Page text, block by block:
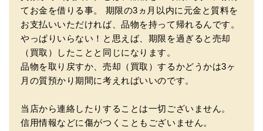
（豊中市西泉丘）初めて利用しましたが、とても親切丁寧
に査定をして頂き思いもよらない価格をいただきました。
正直他店の倍以上で驚きました。また機会があれば利用し
ます。
てお金を借りる事。
期限の3ヵ月以内に元金と質料を
お支払いいただければ、品物を持って帰れるんです。
やっぱりいらない！と思えば、期限を過ぎると売却
（買取）したことと同じになります。
品物を取り戻すか、売却（買取）するかどうかは3ヶ
月の質預かり期間に考えればいいのです。
当店から連絡したりすることは一切ございません。
信用情報などに傷がつくこともございません。